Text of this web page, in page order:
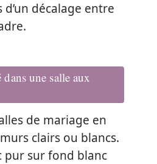
décalage entre
une salle aux
de mariage en
clairs ou blancs.
pur sur fond blanc